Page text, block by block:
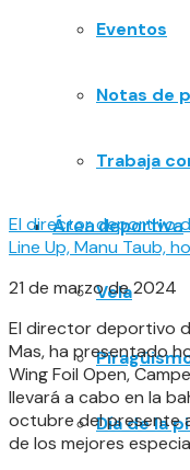
Eventos
Notas de
Trabaja
Área deportiva
Vela
Día de la
El director deportivo
Line Up, Manu Taub,
21 de marzo de 2024
El director deportivo
Mas, ha presentado
Wing Foil Open,
llevará a cabo en la
octubre del presente
de los mejores